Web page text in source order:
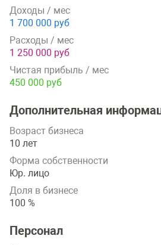
Доходы / мес
1 700 000 руб
Расходы / мес
1 250 000 руб
Чистая прибыль / мес
450 000 руб
Дополнительная
Возраст бизнеса
10 лет
Форма собственности
Юр. лицо
Доля в бизнесе
100 %
Персонал